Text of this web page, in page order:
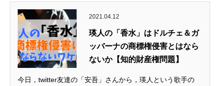
2021.04.12
瑛人の「香水」はドルチェ＆ガ
ッバーナの商標権侵害とはなら
ないか【知的財産権問題】
今日，twitter友達の「安吾」さんから，瑛人という歌手の